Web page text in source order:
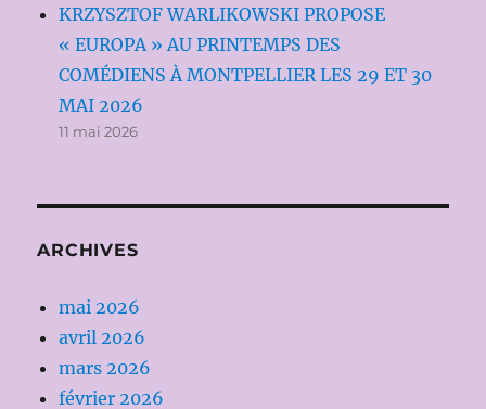
KRZYSZTOF WARLIKOWSKI PROPOSE
« EUROPA » AU PRINTEMPS DES
COMÉDIENS À MONTPELLIER LES 29 ET 30
MAI 2026
11 mai 2026
ARCHIVES
mai 2026
avril 2026
mars 2026
février 2026